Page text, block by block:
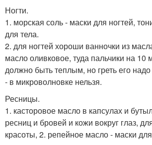
Ногти.
1. морская соль - маски для ногтей,
для тела.
2. для ногтей хороши ванночки из
масло оливковое, туда пальчики на 10
должно быть теплым, но греть его
- в микроволновке нельзя.
Ресницы.
1. касторовое масло в капсулах и
ресниц и бровей и кожи вокруг глаз,
красоты, 2. репейное масло - маски